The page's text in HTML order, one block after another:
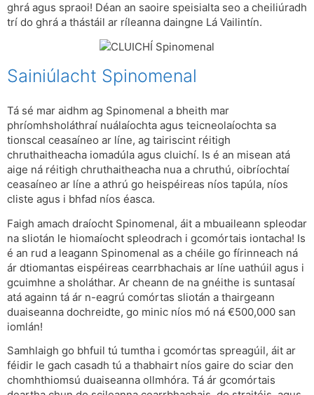
ghrá agus spraoi! Déan an saoire speisialta seo a cheiliúradh
trí do ghrá a thástáil ar ríleanna daingne Lá Vailintín.
Sainiúlacht Spinomenal
Tá sé mar aidhm ag Spinomenal a bheith mar
phríomhsholáthraí nuálaíochta agus teicneolaíochta sa
tionscal ceasaíneo ar líne, ag tairiscint réitigh
chruthaitheacha iomadúla agus cluichí. Is é an misean atá
aige ná réitigh chruthaitheacha nua a chruthú, oibríochtaí
ceasaíneo ar líne a athrú go heispéireas níos tapúla, níos
cliste agus i bhfad níos éasca.
Faigh amach draíocht Spinomenal, áit a mbuaileann spleodar
na sliotán le hiomaíocht spleodrach i gcomórtais iontacha! Is
é an rud a leagann Spinomenal as a chéile go fírinneach ná
ár dtiomantas eispéireas cearrbhachais ar líne uathúil agus i
gcuimhne a sholáthar. Ar cheann de na gnéithe is suntasaí
atá againn tá ár n-eagrú comórtas sliotán a thairgeann
duaiseanna dochreidte, go minic níos mó ná €500,000 san
iomlán!
Samhlaigh go bhfuil tú tumtha i gcomórtas spreagúil, áit ar
féidir le gach casadh tú a thabhairt níos gaire do sciar den
chomhthiomsú duaiseanna ollmhóra. Tá ár gcomórtais